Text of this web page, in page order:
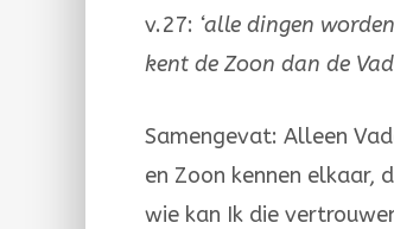
v.27: ‘alle dingen
kent de Zoon dan de
Samengevat: Alleen
en Zoon kennen el­kaar,
wie kan Ik die